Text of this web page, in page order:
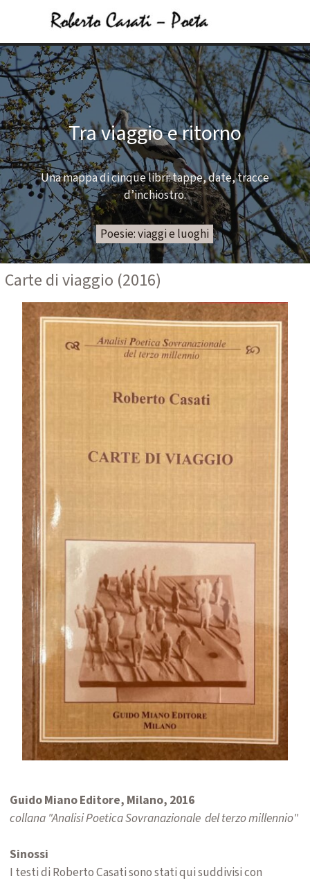
Salta menù
Tra viaggio e ritorno
Una mappa di cinque libri: tappe, date, tracce
d’inchiostro.
Poesie: viaggi e luoghi
Carte di viaggio (2016)
Guido Miano Editore, Milano, 2016
collana "Analisi Poetica Sovranazionale del terzo millennio"
Sinossi
I testi di Roberto Casati sono stati qui suddivisi con